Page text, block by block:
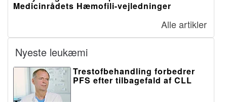
Medicinrådets Hæmofili-vejledninger
Alle artikler
Nyeste leukæmi
Trestofbehandling forbedrer
PFS efter tilbagefald af CLL